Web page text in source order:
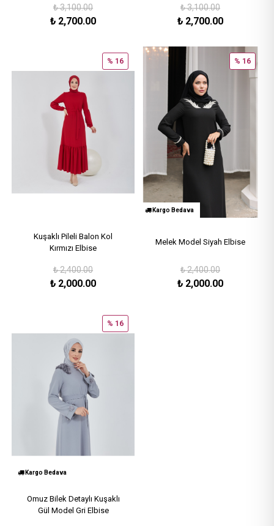
₺3,100.00
₺ 2,700.00
₺3,100.00
₺ 2,700.00
Kuşaklı Pileli Balon Kol
Kırmızı Elbise
₺2,400.00
₺ 2,000.00
% 16
Kargo Bedava
Melek Model Siyah Elbise
₺2,400.00
₺ 2,000.00
% 16
Kargo Bedava
Omuz Bilek Detaylı Kuşaklı
Gül Model Gri Elbise
% 16